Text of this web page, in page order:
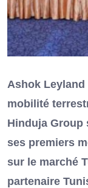
Ashok
mobilité
Hinduja Group
ses premiers
sur le marché
partenaire